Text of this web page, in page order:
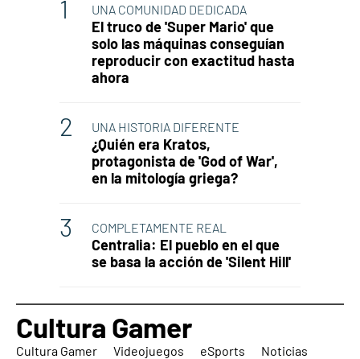
UNA COMUNIDAD DEDICADA
El truco de 'Super Mario' que
solo las máquinas conseguían
reproducir con exactitud hasta
ahora
UNA HISTORIA DIFERENTE
¿Quién era Kratos,
protagonista de 'God of War',
en la mitología griega?
COMPLETAMENTE REAL
Centralia: El pueblo en el que
se basa la acción de 'Silent Hill'
Cultura Gamer
Cultura Gamer Videojuegos eSports
Noticias